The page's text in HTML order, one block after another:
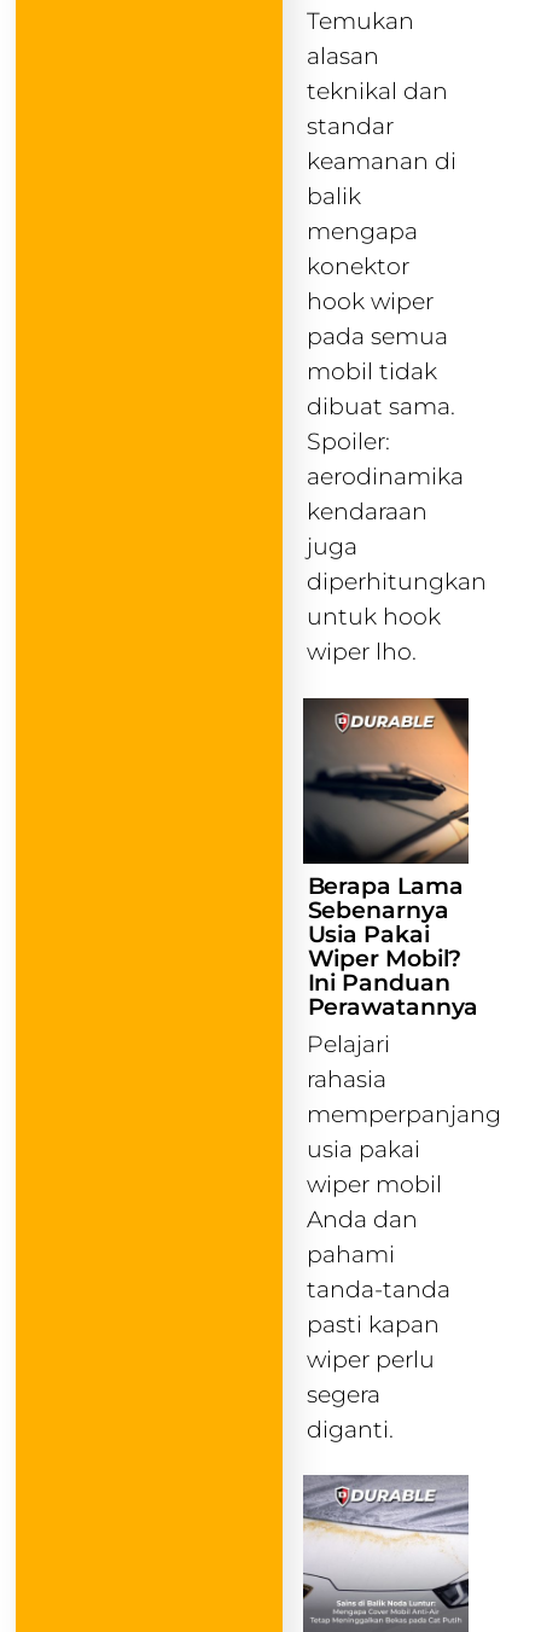
Temukan
alasan
teknikal dan
standar
keamanan di
balik
mengapa
konektor
hook wiper
pada semua
mobil tidak
dibuat sama.
Spoiler:
aerodinamika
kendaraan
juga
diperhitungkan
untuk hook
wiper lho.
Berapa Lama
Sebenarnya
Usia Pakai
Wiper Mobil?
Ini Panduan
Perawatannya
Pelajari
rahasia
memperpanjang
usia pakai
wiper mobil
Anda dan
pahami
tanda-tanda
pasti kapan
wiper perlu
segera
diganti.